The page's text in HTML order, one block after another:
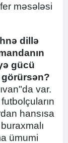
məsələsi
dillə
gücü
görürsən?
var.
hansısa
ümumi